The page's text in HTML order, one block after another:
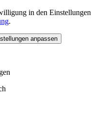
in den Einstellungen
.
anpassen